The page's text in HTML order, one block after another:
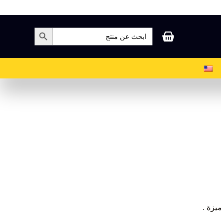
عربة
بحث
عن:
زر البحث
.